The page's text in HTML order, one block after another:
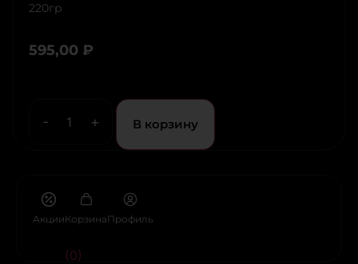
220гр
595,00 ₽
- + В корзину
АкцииКорзина
(0)
Профиль